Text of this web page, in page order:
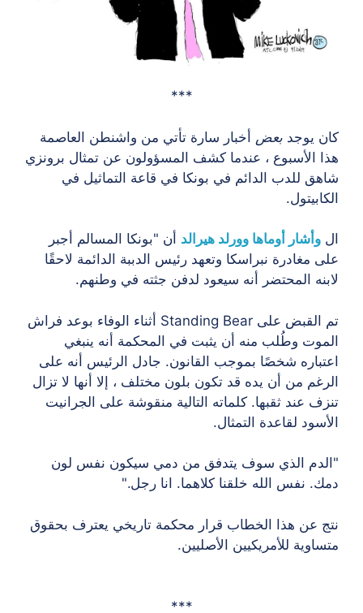
يوجدبعضأخبار سارة تأتي من واشنطن العاصمة
الأسبوع ، عندما كشف المسؤولون عن تمثال برونزي
للدب الدائم في بونكا في قاعة التماثيل في
وأشار أوماها وورلد هيرالدأن "بونكا المسالم أجبر
مغادرة نبراسكا وتعهد رئيس الدببة الدائمة لاحقًا
المحتضر أنه سيعود لدفن جثته في وطنهم.
تم القبض على Standing Bear أثناء الوفاء بوعد فراش
وطُلب منه أن يثبت في المحكمة أنه ينبغي
شخصًا بموجب القانون. جادل الرئيس أنه على
من أن يده قد تكون بلون مختلف ، إلا أنها لا تزال
عند ثقبها. كلماته التالية منقوشة على الجرانيت
لقاعدة التمثال.
الذي سوف يتدفق من دمي سيكون نفس لون
نفس الله خلقنا كلاهما. انا رجل."
عن هذا الخطاب قرار محكمة تاريخي يعترف بحقوق
للأمريكيين الأصليين.